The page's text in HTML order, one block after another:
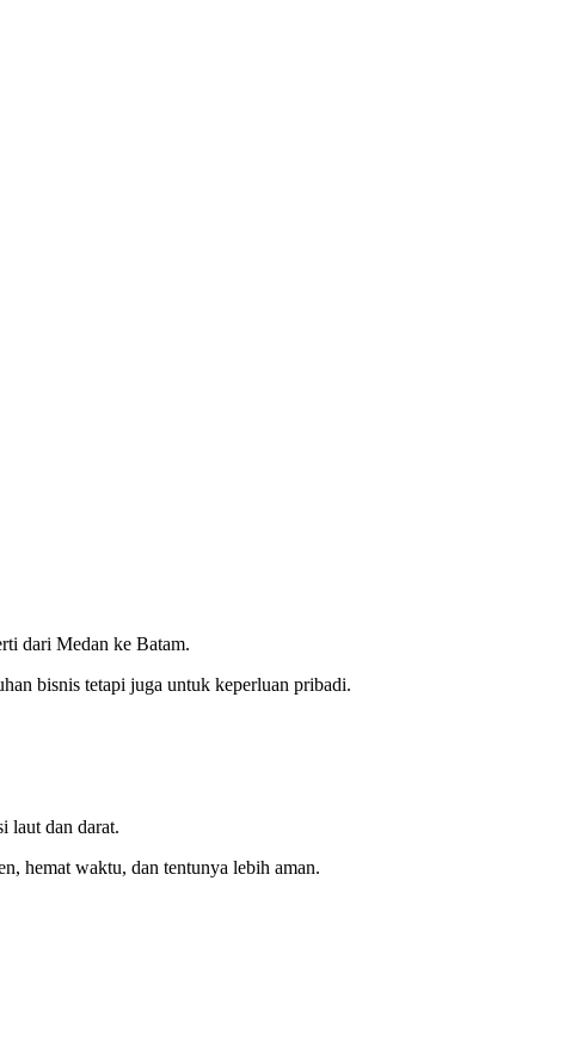
dari Medan ke Batam.
bisnis tetapi juga untuk keperluan pribadi.
laut dan darat.
hemat waktu, dan tentunya lebih aman.